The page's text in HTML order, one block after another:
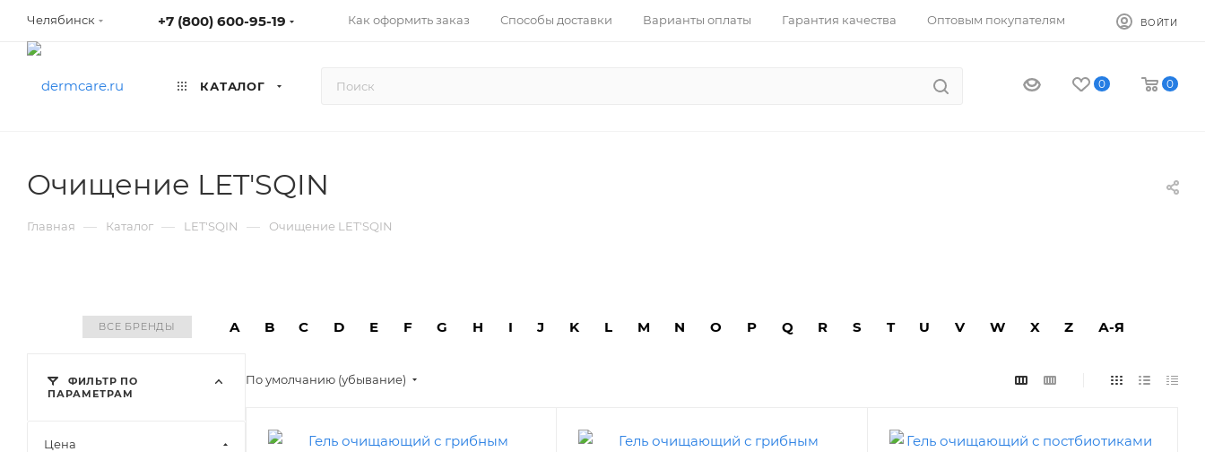
Челябинск +7 (800) 600-95-19 Как оформить заказ Способы доставки Варианты оплаты Гарантия качества Оптовым покупателям ВОЙТИ
КАТАЛОГ 0 0
Очищение LET'SQIN
Главная — Каталог — LET'SQIN — Очищение LET'SQIN
ВСЕ БРЕНДЫ A B C D E F G H I J K L M N O P Q R S T U V W X Z А-Я
По умолчанию (убывание)
ФИЛЬТР ПО
ПАРАМЕТРАМ
Цена